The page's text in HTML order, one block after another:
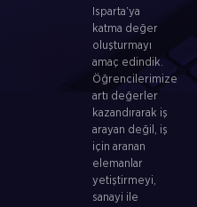
Isparta’ya
katma değer
oluşturmayı
amaç edindik.
Öğrencilerimize
artı değerler
kazandırarak iş
arayan değil, iş
için aranan
elemanlar
yetiştirmeyi,
sanayi ile